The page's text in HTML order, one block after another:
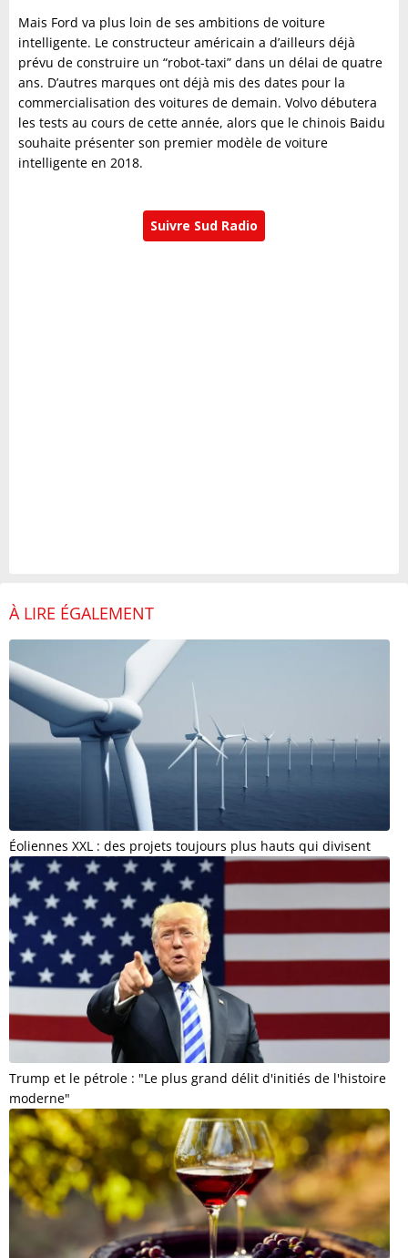
Mais Ford va plus loin de ses ambitions de voiture
intelligente. Le constructeur américain a d’ailleurs déjà
prévu de construire un “robot-taxi” dans un délai de quatre
ans. D’autres marques ont déjà mis des dates pour la
commercialisation des voitures de demain. Volvo débutera
les tests au cours de cette année, alors que le chinois Baidu
souhaite présenter son premier modèle de voiture
intelligente en 2018.
Suivre Sud Radio
À LIRE ÉGALEMENT
Éoliennes XXL : des projets toujours plus hauts qui divisent
Trump et le pétrole : "Le plus grand délit d'initiés de l'histoire
moderne"